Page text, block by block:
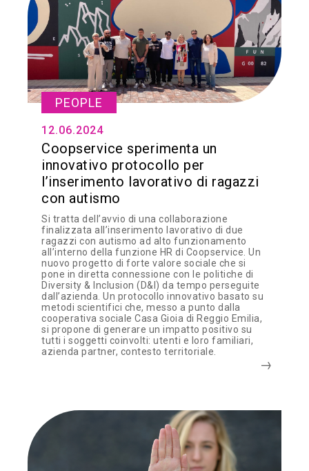
PEOPLE
12.06.2024
Coopservice sperimenta un
innovativo protocollo per
l’inserimento lavorativo di ragazzi
con autismo
Si tratta dell’avvio di una collaborazione
finalizzata all’inserimento lavorativo di due
ragazzi con autismo ad alto funzionamento
all’interno della funzione HR di Coopservice. Un
nuovo progetto di forte valore sociale che si
pone in diretta connessione con le politiche di
Diversity & Inclusion (D&I) da tempo perseguite
dall’azienda. Un protocollo innovativo basato su
metodi scientifici che, messo a punto dalla
cooperativa sociale Casa Gioia di Reggio Emilia,
si propone di generare un impatto positivo su
tutti i soggetti coinvolti: utenti e loro familiari,
azienda partner, contesto territoriale.